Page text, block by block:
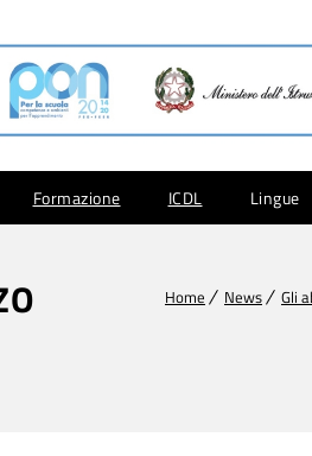
Formazione ICDL Lingue
Home News
Gli